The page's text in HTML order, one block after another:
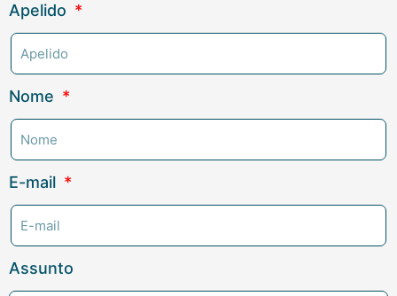
Apelido
Nome
E-mail
Assunto